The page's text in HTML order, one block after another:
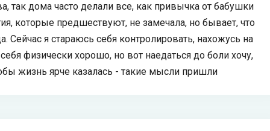
так дома часто делали все, как привычка от бабушки
которые предшествуют, не замечала, но бывает, что
Сейчас я стараюсь себя контролировать, нахожусь на
физически хорошо, но вот наедаться до боли хочу,
жизнь ярче казалась - такие мысли пришли